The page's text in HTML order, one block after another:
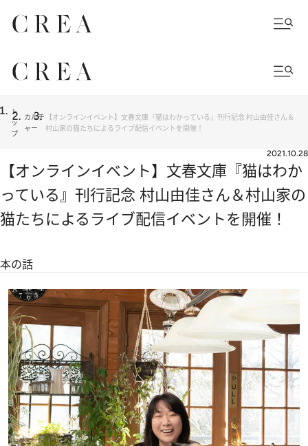
ト
ッ
プ
カルチ
ャー
【オンラインイベント】文春文庫『猫はわかっている』刊行記念 村山由佳さん＆
村山家の猫たちによるライブ配信イベントを開催！
2021.10.28
【オンラインイベント】文春文庫『猫はわか
っている』刊行記念 村山由佳さん＆村山家の
猫たちによるライブ配信イベントを開催！
本の話